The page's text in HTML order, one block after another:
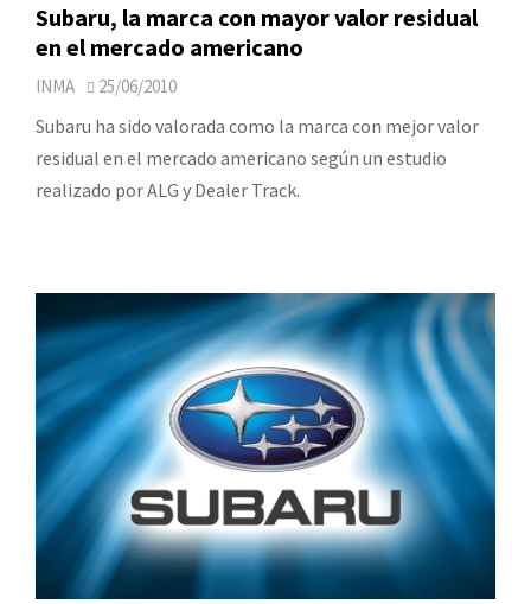
Subaru, la marca con mayor valor residual
en el mercado americano
INMA 25/06/2010
Subaru ha sido valorada como la marca con mejor valor
residual en el mercado americano según un estudio
realizado por ALG y Dealer Track.